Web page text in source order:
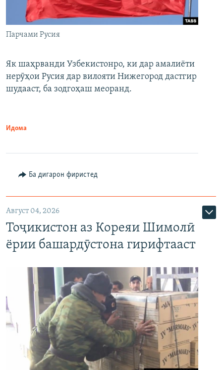
Парчами Русия
Як шаҳрванди Узбекистонро, ки дар амалиёти
нерӯҳои Русия дар вилояти Нижегород дастгир
шудааст, ба зодгоҳаш меоранд.
Идома
Ба дигарон фиристед
Август 04, 2026
Тоҷикистон аз Кореяи Шимолӣ
ёрии башардӯстона гирифтааст